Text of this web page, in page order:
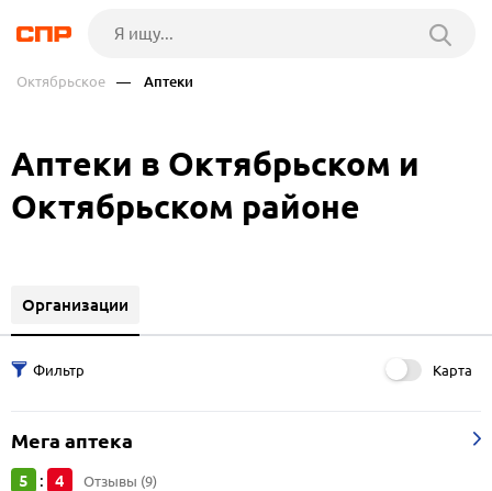
Октябрьское — Аптеки
Аптеки в Октябрьском и
Октябрьском районе
Организации
Карта
Мега аптека
5 : 4 Отзывы (9)